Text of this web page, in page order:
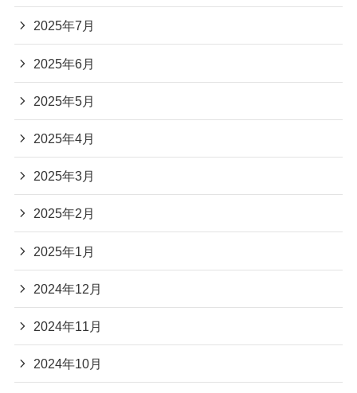
2025年7月
2025年6月
2025年5月
2025年4月
2025年3月
2025年2月
2025年1月
2024年12月
2024年11月
2024年10月